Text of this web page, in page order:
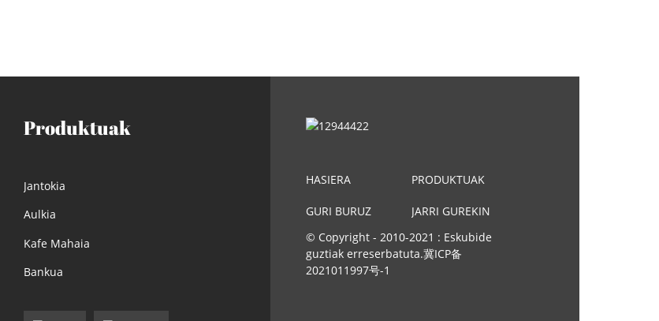
Produktuak
Jantokia
Aulkia
Kafe Mahaia
Bankua
HASIERA PRODUKTUAK
GURI BURUZ
JARRI GUREKIN
HARREMANETAN
© Copyright - 2010-2021 : Eskubide
guztiak erreserbatuta.冀ICP备
2021011997号-1